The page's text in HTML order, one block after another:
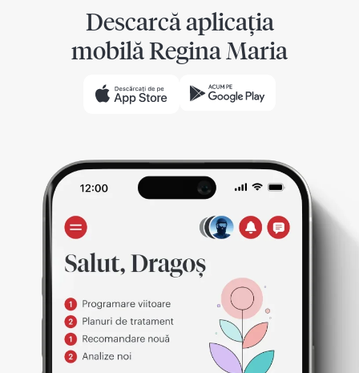
Descarcă aplicația
mobilă Regina Maria